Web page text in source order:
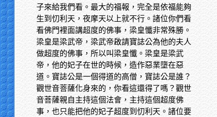
子來給我們看。最大的福報，完全是依福能夠
生到忉利天，夜摩天以上就不行。諸位你們看
看佛門裡面講超度的佛事，梁皇懺非常殊勝。
梁皇是梁武帝，梁武帝啟請寶誌公為他的夫人
做超度的佛事，所以叫梁皇懺。梁皇是梁武
帝，他的妃子在世的時候，造作惡業墮在惡
道。寶誌公是一個得道的高僧，寶誌公是誰？
觀世音菩薩化身來的，你看這還得了嗎？觀世
音菩薩親自主持這個法會，主持這個超度佛
事，也只能把他的妃子超度到忉利天。諸位要